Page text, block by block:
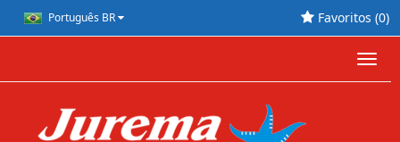
Português BR Favoritos (0)